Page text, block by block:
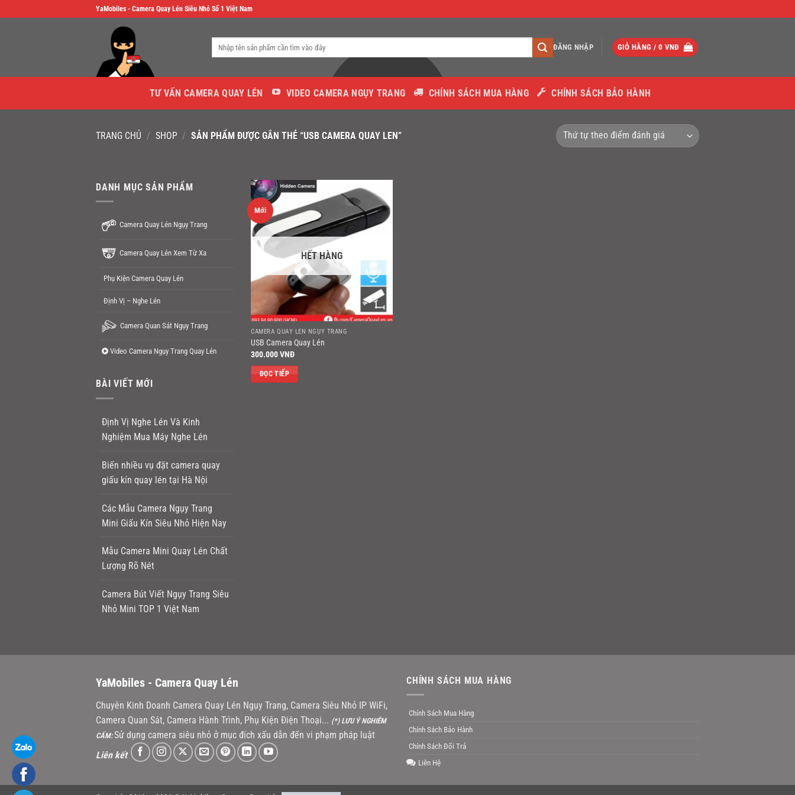
to
YaMobiles - Camera Quay Lén Siêu Nhỏ Số 1 Việt Nam
ĐĂNG NHẬP GIỎ HÀNG / 0 VNĐ
TƯ VẤN CAMERA QUAY LÉN VIDEO CAMERA NGỤY TRANG CHÍNH SÁCH MUA HÀNG CHÍNH SÁCH BẢO HÀNH
TRANG CHỦ / SHOP / SẢN PHẨM ĐƯỢC GẮN THẺ “USB CAMERA QUAY LEN”
DANH MỤC SẢN PHẨM
Camera Quay Lén Ngụy Trang
Camera Quay Lén Xem Từ Xa
Phụ Kiện Camera Quay Lén
Định Vị – Nghe Lén
Camera Quan Sát Ngụy Trang
Video Camera Ngụy Trang Quay Lén
BÀI VIẾT MỚI
Định Vị Nghe Lén Và Kinh
Nghiệm Mua Máy Nghe Lén
Biến nhiều vụ đặt camera quay
giấu kín quay lén tại Hà Nội
Các Mẫu Camera Ngụy Trang
Mini Giấu Kín Siêu Nhỏ Hiện Nay
Mẫu Camera Mini Quay Lén Chất
Lượng Rõ Nét
Camera Bút Viết Ngụy Trang Siêu
Nhỏ Mini TOP 1 Việt Nam
Mới
HẾT HÀNG
CAMERA QUAY LÉN NGỤY TRANG
USB Camera Quay Lén
300.000VNĐ
ĐỌC TIẾP
YaMobiles - Camera Quay Lén
Chuyên Kinh Doanh Camera Quay Lén Ngụy Trang, Camera Siêu Nhỏ IP WiFi,
Camera Quan Sát, Camera Hành Trình, Phụ Kiện Điện Thoại... (*) LƯU Ý NGHIÊM
CẤM:Sử dụng camera siêu nhỏ ở mục đích xấu dẫn đến vi phạm pháp luật
Liên kết
CHÍNH SÁCH MUA HÀNG
Chính Sách Mua Hàng
Chính Sách Bảo Hành
Chính Sách Đổi Trả
Liên Hệ